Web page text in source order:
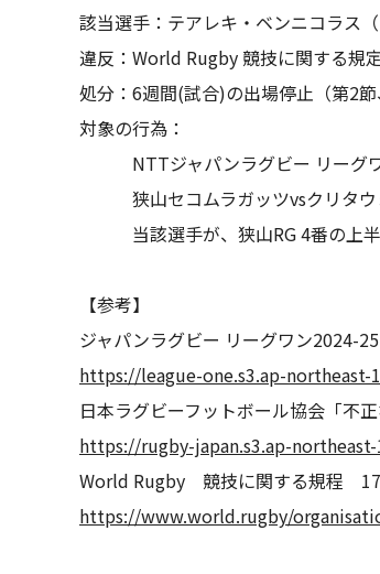
該当選手：テアレキ・ベンニコラス
違反：World Rugby 競技に関する
処分：6週間(試合)の出場停止（第2
対象の行為：
NTTジャパンラグビー リーグ
狭山セコムラガッツvsクリタ
当該選手が、狭山RG 4番の上
【参考】
ジャパンラグビー リーグワン2024-
https://league-one.s3.ap-northeast-
日本ラグビーフットボール協会「不
https://rugby-japan.s3.ap-
World Rugby 競技に関する規程
https://www.world.rugby/